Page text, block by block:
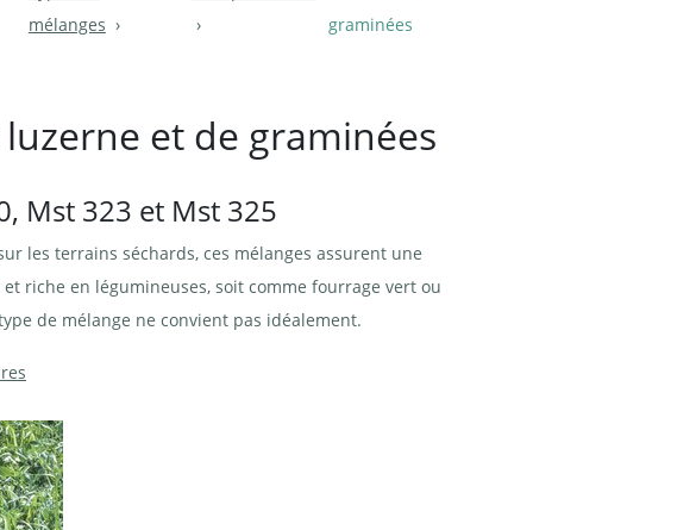
mélanges
graminées
et de graminées
Mst 323 et Mst 325
les terrains séchards, ces mélanges assurent une
riche en légumineuses, soit comme fourrage vert ou
de mélange ne convient pas idéalement.